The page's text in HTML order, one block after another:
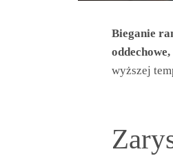
Bieganie
oddechowe,
wyższej